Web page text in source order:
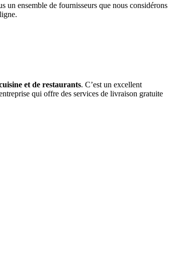
un ensemble de fournisseurs que nous considérons
et de restaurants. C’est un excellent
qui offre des services de livraison gratuite